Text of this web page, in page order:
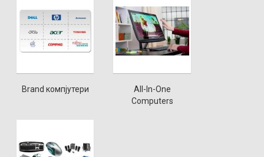
Brand компјутери
All-In-One
Computers